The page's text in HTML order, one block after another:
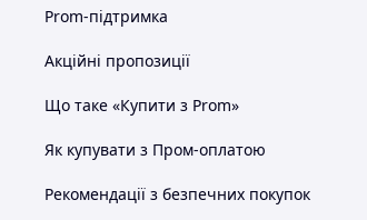
Prom-підтримка
Акційні пропозиції
Що таке «Купити з Prom»
Як купувати з Пром-оплатою
Рекомендації з безпечних покупок